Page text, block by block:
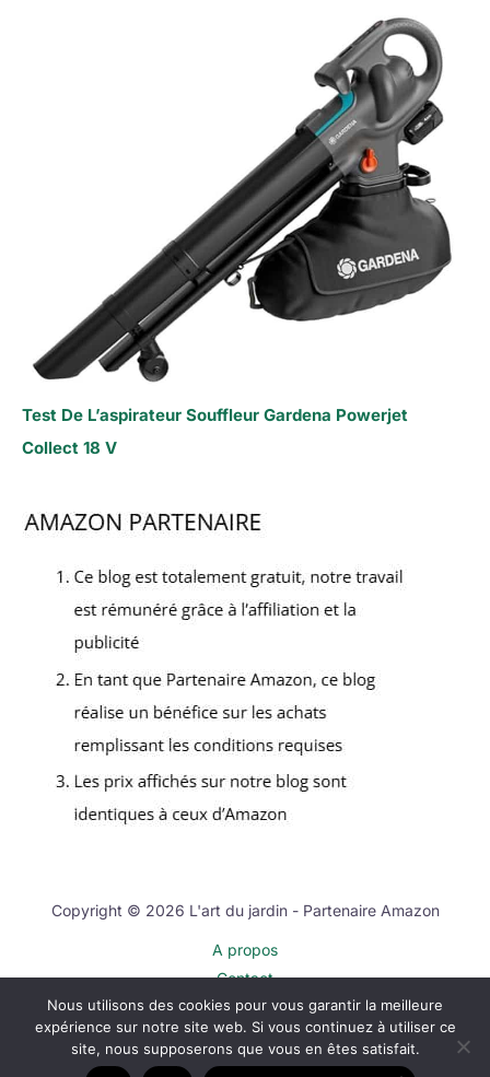
Test De L’aspirateur Souffleur Gardena Powerjet
Collect 18 V
Copyright © 2026 L'art du jardin - Partenaire Amazon
A propos
Contact
Plan du site
Mentions légales
Politique de confidentialité
Nous utilisons des cookies pour vous garantir la meilleure
expérience sur notre site web. Si vous continuez à utiliser ce
site, nous supposerons que vous en êtes satisfait.